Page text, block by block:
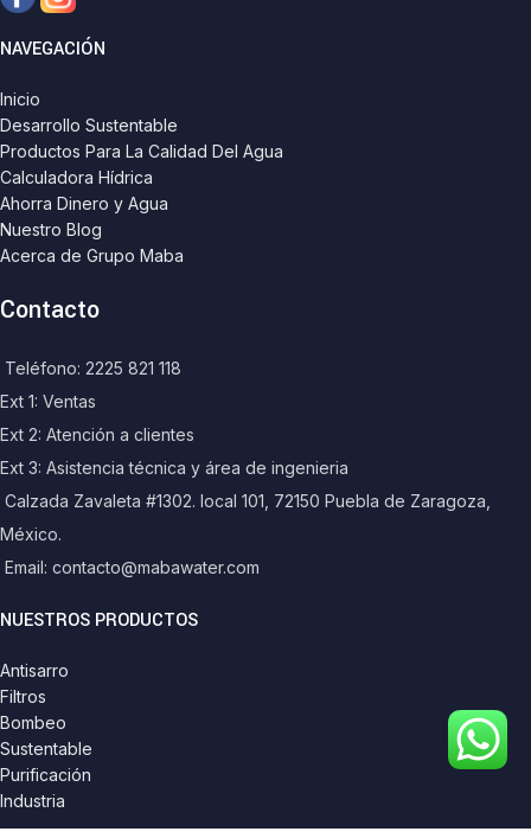
NAVEGACIÓN
Inicio
Desarrollo Sustentable
Productos Para La Calidad Del Agua
Calculadora Hídrica
Ahorra Dinero y Agua
Nuestro Blog
Acerca de Grupo Maba
Contacto
Teléfono: 2225 821 118
Ext 1: Ventas
Ext 2: Atención a clientes
Ext 3: Asistencia técnica y área de ingenieria
Calzada Zavaleta #1302. local 101, 72150 Puebla de Zaragoza,
México.
Email: contacto@mabawater.com
NUESTROS PRODUCTOS
Antisarro
Filtros
Bombeo
Sustentable
Purificación
Industria